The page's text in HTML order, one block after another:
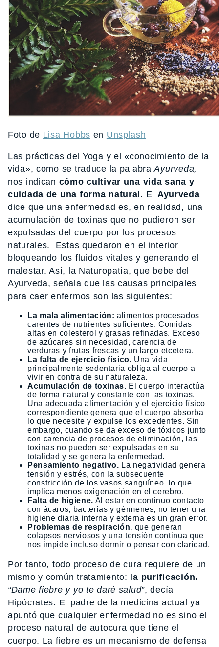
Foto de Lisa Hobbs en Unsplash
Las prácticas del Yoga y el «conocimiento de la
vida», como se traduce la palabraAyurveda,
nos indican cómo cultivar una vida sana y
cuidada de una forma natural. El Ayurveda
dice que una enfermedad es, en realidad, una
acumulación de toxinas que no pudieron ser
expulsadas del cuerpo por los procesos
naturales. Estas quedaron en el interior
bloqueando los fluidos vitales y generando el
malestar. Así, la Naturopatía, que bebe del
Ayurveda, señala que las causas principales
para caer enfermos son las siguientes:
La mala alimentación: alimentos procesados
carentes de nutrientes suficientes. Comidas
altas en colesterol y grasas refinadas. Exceso
de azúcares sin necesidad, carencia de
verduras y frutas frescas y un largo etcétera.
La falta de ejercicio físico. Una vida
principalmente sedentaria obliga al cuerpo a
vivir en contra de su naturaleza.
Acumulación de toxinas. El cuerpo interactúa
de forma natural y constante con las toxinas.
Una adecuada alimentación y el ejercicio físico
correspondiente genera que el cuerpo absorba
lo que necesite y expulse los excedentes. Sin
embargo, cuando se da exceso de tóxicos junto
con carencia de procesos de eliminación, las
toxinas no pueden ser expulsadas en su
totalidad y se genera la enfermedad.
Pensamiento negativo. La negatividad genera
tensión y estrés, con la subsecuente
constricción de los vasos sanguíneo, lo que
implica menos oxigenación en el cerebro.
Falta de higiene. Al estar en continuo contacto
con ácaros, bacterias y gérmenes, no tener una
higiene diaria interna y externa es un gran error.
Problemas de respiración, que generan
colapsos nerviosos y una tensión continua que
nos impide incluso dormir o pensar con claridad.
Por tanto, todo proceso de cura requiere de un
mismo y común tratamiento: la purificación.
“Dame fiebre y yo te daré salud”, decía
Hipócrates. El padre de la medicina actual ya
apuntó que cualquier enfermedad no es sino el
proceso natural de autocura que tiene el
cuerpo. La fiebre es un mecanismo de defensa